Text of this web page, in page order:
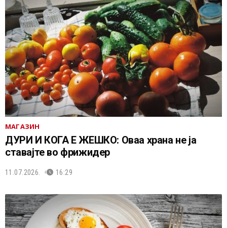
МАГАЗИН
ДУРИ И КОГА Е ЖЕШКО: Оваа храна не ја
ставајте во фрижидер
11.07.2026. 16:29